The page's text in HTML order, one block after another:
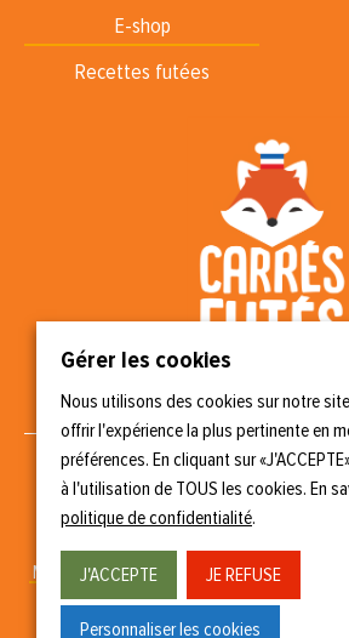
E-shop
Recettes futées
Nous suivre
Mentions légales – Politique de
Conception & réalisation
Gérer les cookies
Nous utilisons des cookies sur notre
offrir l'expérience la plus pertinente en
préférences. En cliquant sur
à l'utilisation de TOUS les cookies. En
politique de confidentialité.
J'ACCEPTE JE REFUSE
Personnaliser les cookies